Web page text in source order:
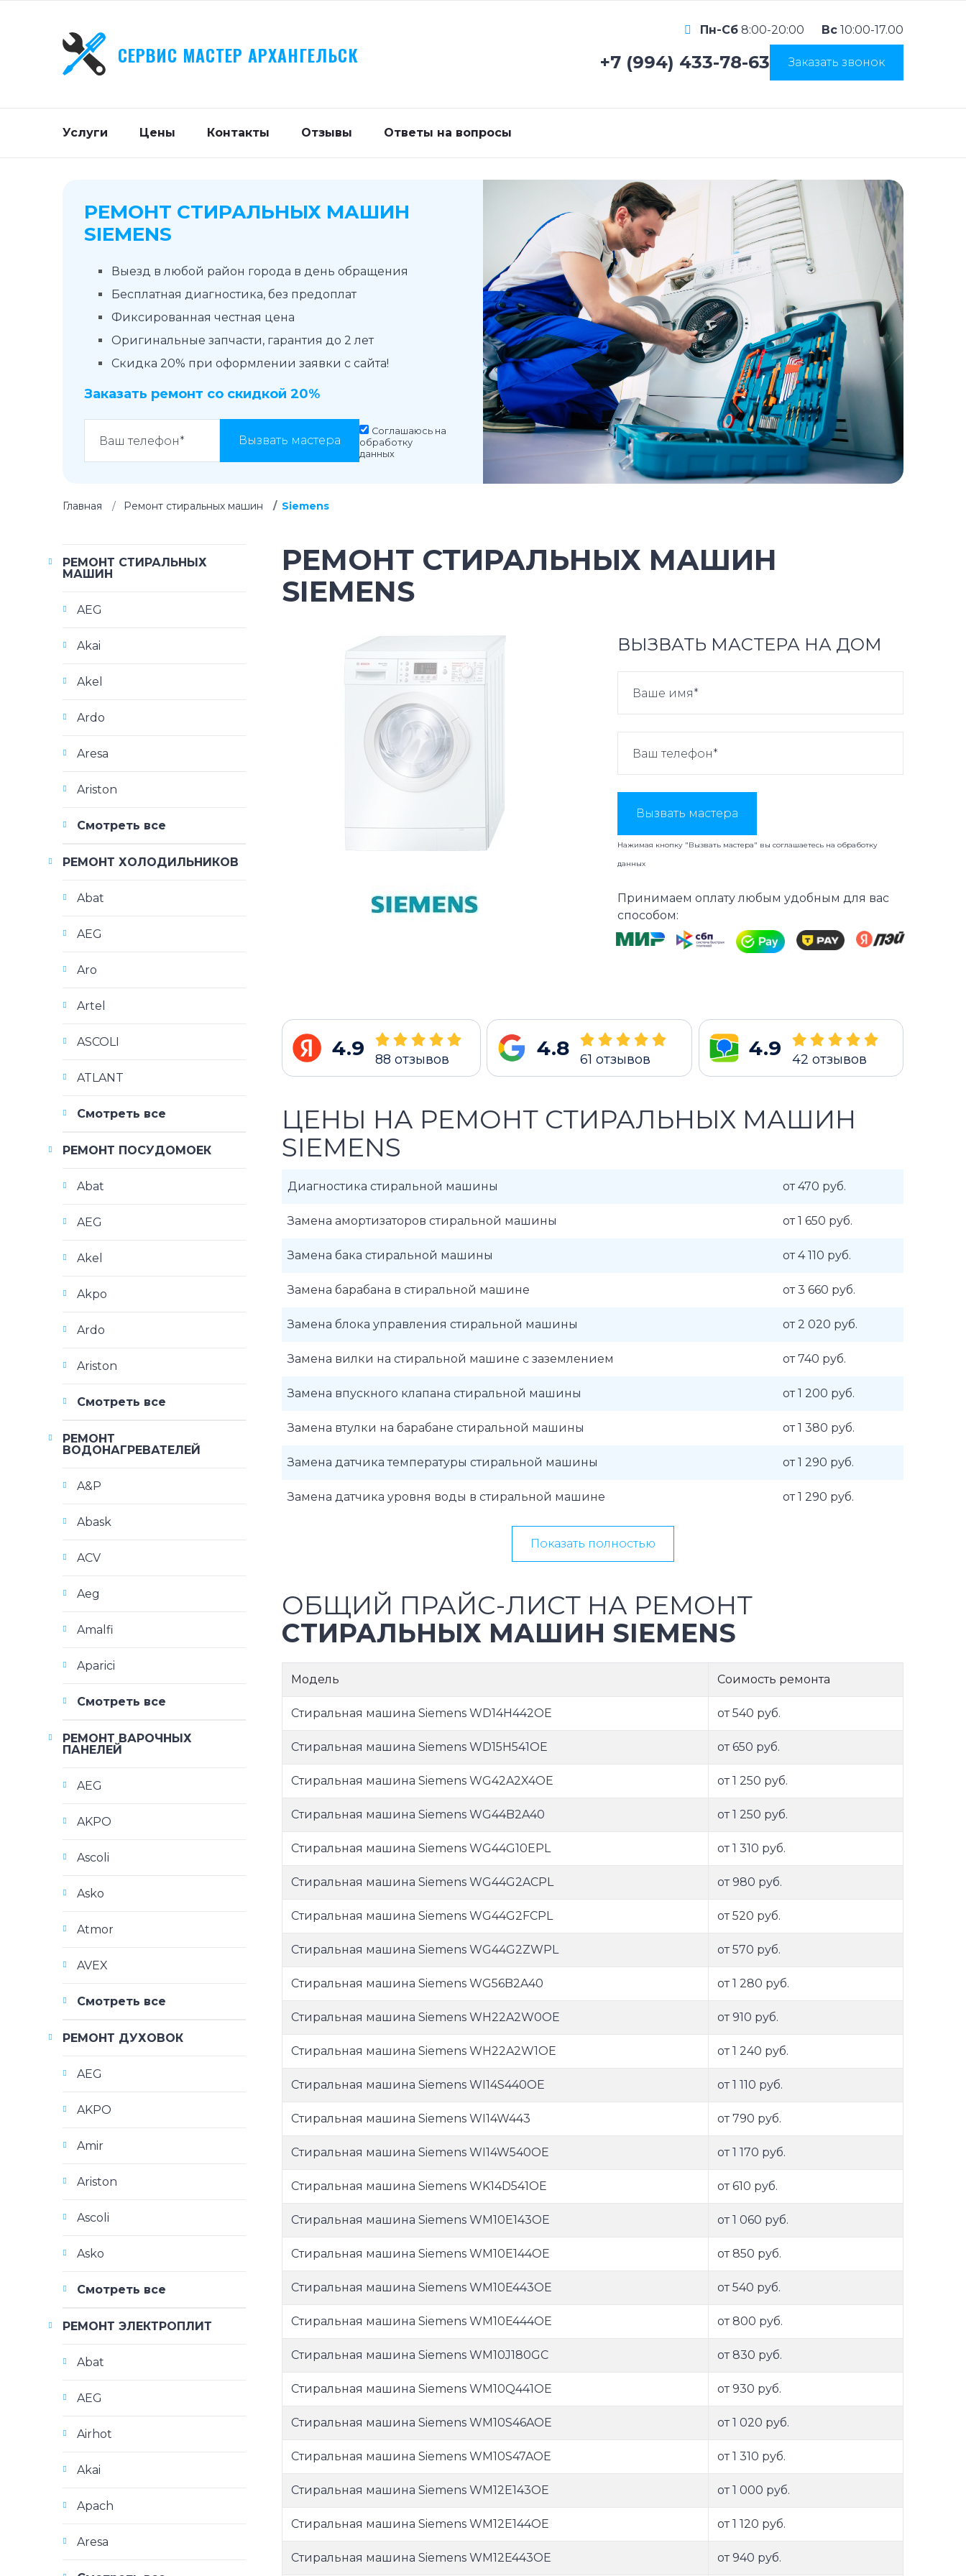
СЕРВИС МАСТЕР АРХАНГЕЛЬСК
Пн-Сб 8:00-20:00 Вс 10:00-17.00
+7 (994) 433-78-63 Заказать звонок
Услуги Цены Контакты Отзывы Ответы на вопросы
РЕМОНТ СТИРАЛЬНЫХ МАШИН
SIEMENS
Выезд в любой район города в день обращения
Бесплатная диагностика, без предоплат
Фиксированная честная цена
Оригинальные запчасти, гарантия до 2 лет
Скидка 20% при оформлении заявки с сайта!
Заказать ремонт со скидкой 20%
Вызвать мастера
Соглашаюсь на
обработку
данных
Главная Ремонт стиральных машин Siemens
РЕМОНТ СТИРАЛЬНЫХ МАШИН
SIEMENS
ВЫЗВАТЬ МАСТЕРА НА ДОМ
Вызвать мастера
Нажимая кнопку "Вызвать мастера" вы соглашаетесь наобработку
данных
Принимаем оплату любым удобным для вас
способом:
4.9 88 отзывов 4.8 61 отзывов 4.9 42 отзывов
ЦЕНЫ НА РЕМОНТ СТИРАЛЬНЫХ МАШИН
SIEMENS
Диагностика стиральной машины от 470 руб.
Замена амортизаторов стиральной машины от 1 650 руб.
Замена бака стиральной машины от 4 110 руб.
Замена барабана в стиральной машине от 3 660 руб.
Замена блока управления стиральной машины от 2 020 руб.
Замена вилки на стиральной машине с заземлением от 740 руб.
Замена впускного клапана стиральной машины от 1 200 руб.
Замена втулки на барабане стиральной машины от 1 380 руб.
Замена датчика температуры стиральной машины от 1 290 руб.
Замена датчика уровня воды в стиральной машине от 1 290 руб.
Показать полностью
ОБЩИЙ ПРАЙС-ЛИСТ НА РЕМОНТ
СТИРАЛЬНЫХ МАШИН SIEMENS
Модель Соимость ремонта
Стиральная машина Siemens WD14H442OE от 540 руб.
Стиральная машина Siemens WD15H541OE от 650 руб.
Стиральная машина Siemens WG42A2X4OE от 1 250 руб.
Стиральная машина Siemens WG44B2A40 от 1 250 руб.
Стиральная машина Siemens WG44G10EPL от 1 310 руб.
Стиральная машина Siemens WG44G2ACPL от 980 руб.
Стиральная машина Siemens WG44G2FCPL от 520 руб.
Стиральная машина Siemens WG44G2ZWPL от 570 руб.
Стиральная машина Siemens WG56B2A40 от 1 280 руб.
Стиральная машина Siemens WH22A2W0OE от 910 руб.
Стиральная машина Siemens WH22A2W1OE от 1 240 руб.
Стиральная машина Siemens WI14S440OE от 1 110 руб.
Стиральная машина Siemens WI14W443 от 790 руб.
Стиральная машина Siemens WI14W540OE от 1 170 руб.
Стиральная машина Siemens WK14D541OE от 610 руб.
Стиральная машина Siemens WM10E143OE от 1 060 руб.
Стиральная машина Siemens WM10E144OE от 850 руб.
Стиральная машина Siemens WM10E443OE от 540 руб.
Стиральная машина Siemens WM10E444OE от 800 руб.
Стиральная машина Siemens WM10J180GC от 830 руб.
Стиральная машина Siemens WM10Q441OE от 930 руб.
Стиральная машина Siemens WM10S46AOE от 1 020 руб.
Стиральная машина Siemens WM10S47AOE от 1 310 руб.
Стиральная машина Siemens WM12E143OE от 1 000 руб.
Стиральная машина Siemens WM12E144OE от 1 120 руб.
Стиральная машина Siemens WM12E443OE от 940 руб.
РЕМОНТ СТИРАЛЬНЫХ
МАШИН
AEG
Akai
Akel
Ardo
Aresa
Ariston
Смотреть все
РЕМОНТ ХОЛОДИЛЬНИКОВ
Abat
AEG
Aro
Artel
ASCOLI
ATLANT
Смотреть все
РЕМОНТ ПОСУДОМОЕК
Abat
AEG
Akel
Akpo
Ardo
Ariston
Смотреть все
РЕМОНТ
ВОДОНАГРЕВАТЕЛЕЙ
A&P
Abask
ACV
Aeg
Amalfi
Aparici
Смотреть все
РЕМОНТ ВАРОЧНЫХ
ПАНЕЛЕЙ
AEG
AKPO
Ascoli
Asko
Atmor
AVEX
Смотреть все
РЕМОНТ ДУХОВОК
AEG
AKPO
Amir
Ariston
Ascoli
Asko
Смотреть все
РЕМОНТ ЭЛЕКТРОПЛИТ
Abat
AEG
Airhot
Akai
Apach
Aresa